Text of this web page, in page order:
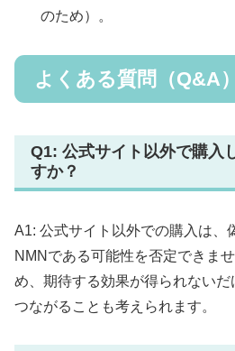
のため）。
よくある質問（Q&A）
Q1: 公式サイト以外で購入
すか？
A1: 公式サイト以外での購入は、
NMNである可能性を否定できま
め、期待する効果が得られない
つながることも考えられます。